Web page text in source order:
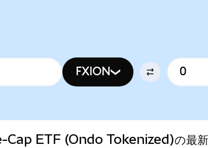
FXION
ETF (Ondo Tokenized)の最新